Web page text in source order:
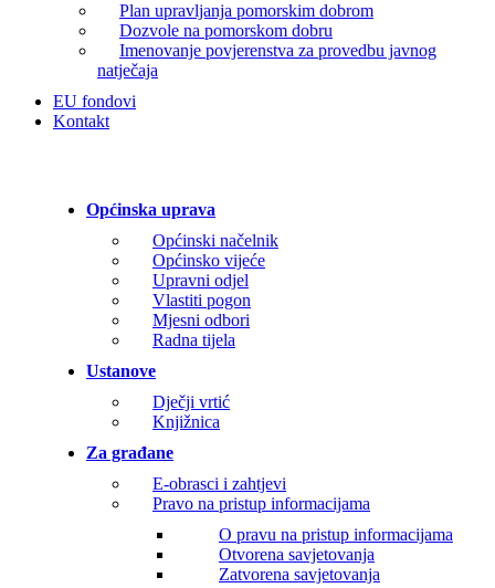
Plan upravljanja pomorskim dobrom
Dozvole na pomorskom dobru
Imenovanje povjerenstva za provedbu javnog
natječaja
EU fondovi
Kontakt
Općinska uprava
Općinski načelnik
Općinsko vijeće
Upravni odjel
Vlastiti pogon
Mjesni odbori
Radna tijela
Ustanove
Dječji vrtić
Knjižnica
Za građane
E-obrasci i zahtjevi
Pravo na pristup informacijama
O pravu na pristup informacijama
Otvorena savjetovanja
Zatvorena savjetovanja